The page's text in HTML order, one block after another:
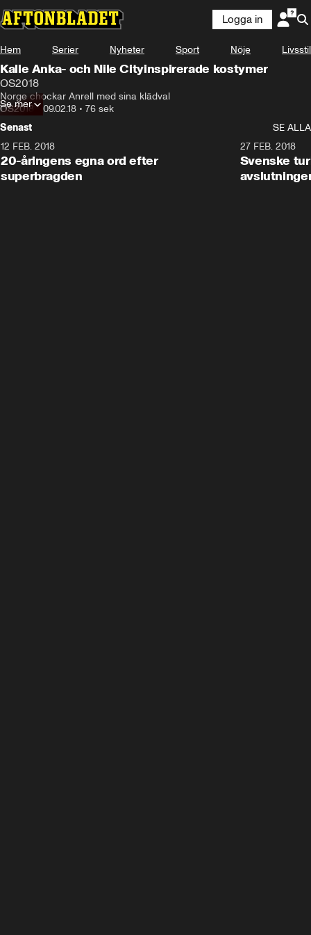
Logga in
Hem Serier Nyheter Sport Nöje Livsstil
Kalle Anka- och Nile Cityinspirerade kostymer
OS2018
Norge chockar Anrell med sina klädval
OS2018• 09.02.18 • 76 sek
Se mer
Senast
SE ALLA
12 FEB. 2018
20-åringens egna ord efter
superbragden
27 FEB. 2018
Svenske